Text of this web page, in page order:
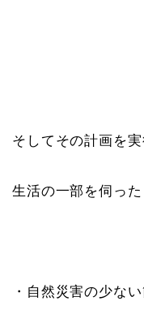
そしてその計画を
生活の一部を伺った
・自然災害の少な